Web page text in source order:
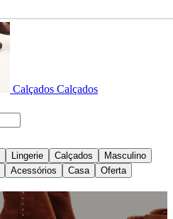
Calçados Calçados
Lingerie Calçados
Masculino
Acessórios Casa Oferta